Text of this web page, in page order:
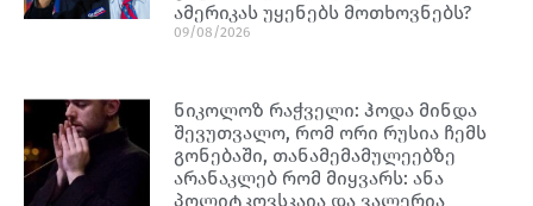
ამერიკას უყენებს მოთხოვნებს?
09/08/2026
ნიკოლოზ რაჭველი: ჰოდა მინდა
შევუთვალო, რომ ორი რუსია ჩემს
გონებაში, თანამემამულეებზე
არანაკლებ რომ მიყვარს: ანა
პოლიტკოვსკაია და ვალერია